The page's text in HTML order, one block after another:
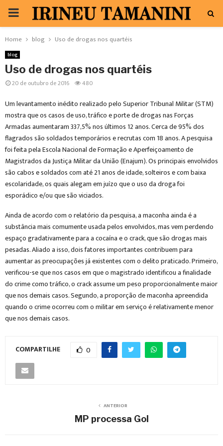
PRIMARY
MENU
Home blog Uso de drogas nos quartéis
blog
Uso de drogas nos quartéis
20 de outubro de 2016 480
Um levantamento inédito realizado pelo Superior Tribunal Militar (STM)
mostra que os casos de uso, tráfico e porte de drogas nas Forças
Armadas aumentaram 337,5% nos últimos 12 anos. Cerca de 95% dos
flagrados são soldados temporários e recrutas com 18 anos. A pesquisa
foi feita pela Escola Nacional de Formação e Aperfeiçoamento de
Magistrados da Justiça Militar da União (Enajum). Os principais envolvidos
são cabos e soldados com até 21 anos de idade, solteiros e com baixa
escolaridade, os quais alegam em juízo que o uso da droga foi
esporádico e/ou que são viciados.
Ainda de acordo com o relatório da pesquisa, a maconha ainda é a
substância mais comumente usada pelos envolvidos, mas vem perdendo
espaço gradativamente para a cocaína e o crack, que são drogas mais
pesadas. Aliado a isso, dois fatores importantes contribuem para
aumentar as preocupações já existentes com o delito praticado. Primeiro,
verificou-se que nos casos em que o magistrado identificou a finalidade
do crime como tráfico, o crack assume um peso proporcionalmente maior
que nos demais casos. Segundo, a proporção de maconha apreendida
quando o crime ocorreu com o militar em serviço é relativamente menor
que nos demais casos.
COMPARTILHE 0
ANTERIOR
MP processa Gol